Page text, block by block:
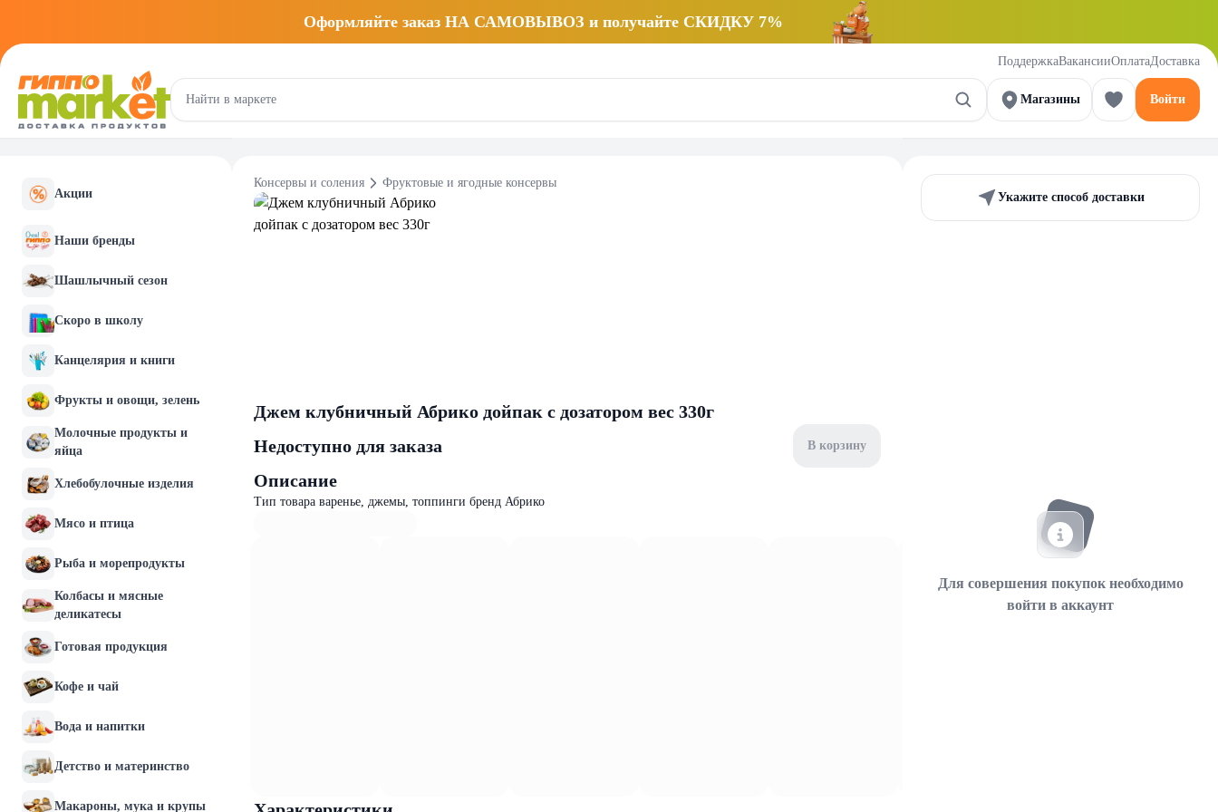
Оформляйте заказ НА САМОВЫВОЗ и получайте СКИДКУ 7%
ПоддержкаВакансииОплатаДоставка
Магазины Войти
Акции
Наши бренды
Шашлычный сезон
Скоро в школу
Канцелярия и книги
Фрукты и овощи, зелень
Молочные продукты и
яйца
Хлебобулочные изделия
Мясо и птица
Рыба и морепродукты
Колбасы и мясные
деликатесы
Готовая продукция
Кофе и чай
Вода и напитки
Детство и материнство
Макароны, мука и крупы
Консервы и соления Фруктовые и ягодные консервы
Джем клубничный Абрико дойпак с дозатором вес 330г
Недоступно для заказа
В корзину
Описание
Тип товара варенье, джемы, топпинги бренд Абрико
Укажите способ доставки
Для совершения покупок необходимо
войти в аккаунт